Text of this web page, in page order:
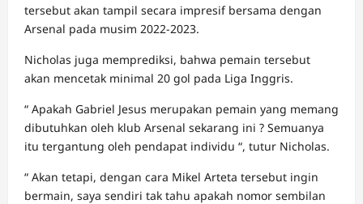
tersebut akan tampil secara impresif bersama dengan
Arsenal pada musim 2022-2023.
Nicholas juga memprediksi, bahwa pemain tersebut
akan mencetak minimal 20 gol pada Liga Inggris.
“ Apakah Gabriel Jesus merupakan pemain yang memang
dibutuhkan oleh klub Arsenal sekarang ini ? Semuanya
itu tergantung oleh pendapat individu “, tutur Nicholas.
“ Akan tetapi, dengan cara Mikel Arteta tersebut ingin
bermain, saya sendiri tak tahu apakah nomor sembilan